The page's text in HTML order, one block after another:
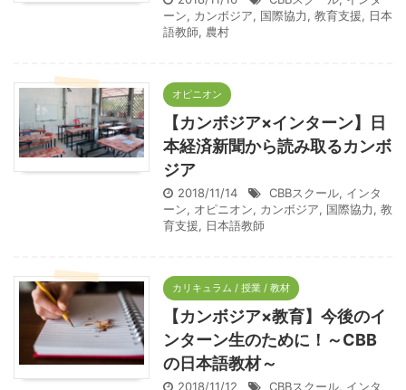
ーン, カンボジア, 国際協力, 教育支援, 日本
語教師, 農村
オピニオン
【カンボジア×インターン】日
本経済新聞から読み取るカンボ
ジア
2018/11/14 CBBスクール, インタ
ーン, オピニオン, カンボジア, 国際協力, 教
育支援, 日本語教師
カリキュラム / 授業 / 教材
【カンボジア×教育】今後のイ
ンターン生のために！～CBB
の日本語教材～
2018/11/12 CBBスクール, インタ